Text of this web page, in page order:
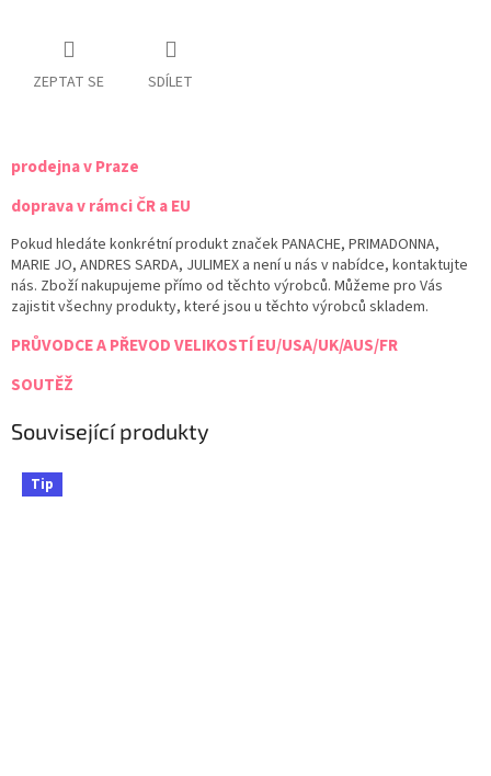
ZEPTAT SE SDÍLET
prodejna v Praze
doprava v rámci ČR a EU
Pokud hledáte konkrétní produkt značek PANACHE, PRIMADONNA,
MARIE JO, ANDRES SARDA, JULIMEX a není u nás v nabídce, kontaktujte
nás. Zboží nakupujeme přímo od těchto výrobců. Můžeme pro Vás
zajistit všechny produkty, které jsou u těchto výrobců skladem.
PRŮVODCE A PŘEVOD VELIKOSTÍ EU/USA/UK/AUS/FR
SOUTĚŽ
Související produkty
Tip